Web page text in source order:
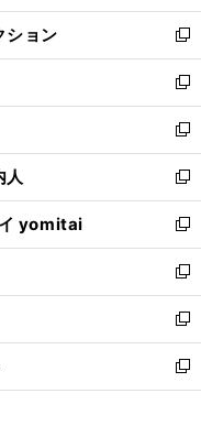
開
く
ウ
で
開
く
ン
ド
ウ
で
開
く
ウ
ィ
ン
ド
ウ
で
開
く
ション
新
し
い
ウ
ィ
ン
ド
ウ
で
開
く
新
し
い
ウ
ィ
ン
ド
ウ
で
開
く
新
し
い
ウ
ィ
ン
ド
ウ
で
開
く
人
新
し
い
ウ
ィ
ン
ド
ウ
で
開
yomitai
新
し
い
ウ
ィ
ン
ド
ウ
新
し
い
ウ
ィ
ン
新
し
い
ウ
新
し